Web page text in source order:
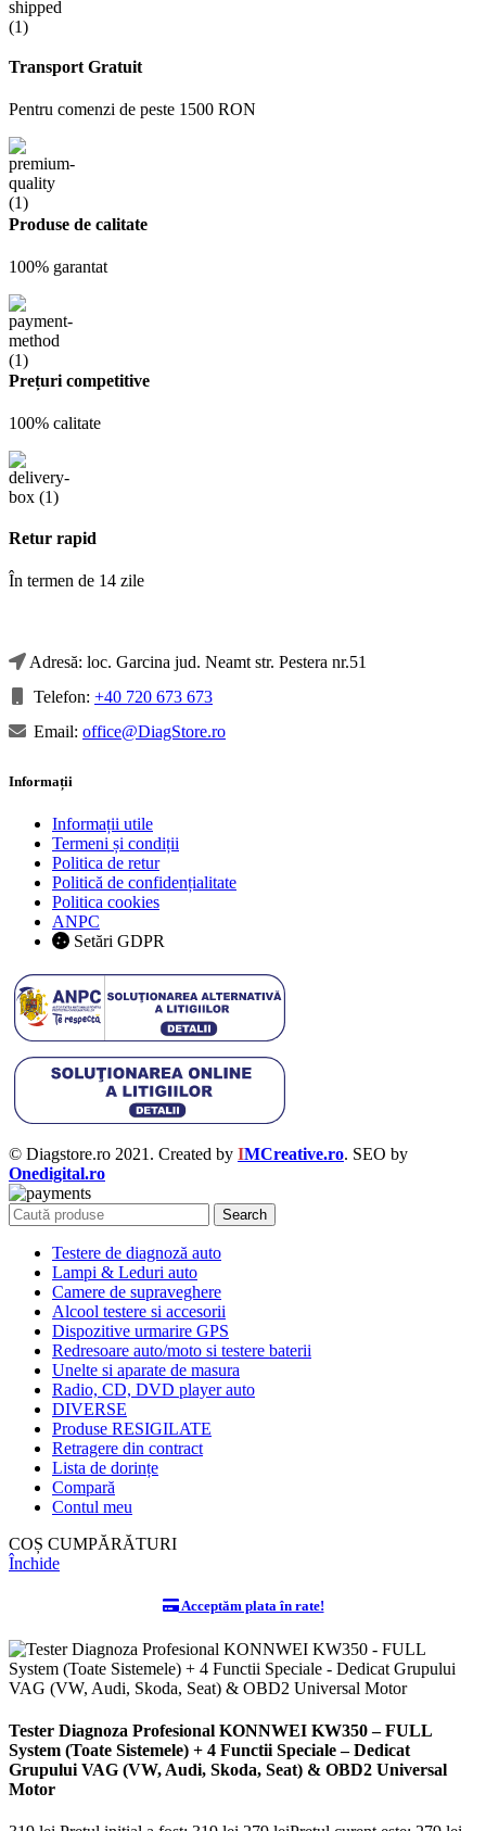
Transport Gratuit
Pentru comenzi de peste 1500 RON
Produse de calitate
100% garantat
Prețuri competitive
100% calitate
Retur rapid
În termen de 14 zile
Adresă: loc. Garcina jud. Neamt str. Pestera nr.51
Telefon: +40 720 673 673
Email: office@DiagStore.ro
Informații
Informații utile
Termeni și condiții
Politica de retur
Politică de confidențialitate
Politica cookies
ANPC
Setări GDPR
© Diagstore.ro 2021. Created by IMCreative.ro. SEO by
Onedigital.ro
Search
Testere de diagnoză auto
Lampi & Leduri auto
Camere de supraveghere
Alcool testere si accesorii
Dispozitive urmarire GPS
Redresoare auto/moto si testere baterii
Unelte si aparate de masura
Radio, CD, DVD player auto
DIVERSE
Produse RESIGILATE
Retragere din contract
Lista de dorințe
Compară
Contul meu
COȘ CUMPĂRĂTURI
Închide
Acceptăm plata în rate!
Tester Diagnoza Profesional KONNWEI KW350 – FULL
System (Toate Sistemele) + 4 Functii Speciale – Dedicat
Grupului VAG (VW, Audi, Skoda, Seat) & OBD2 Universal
Motor